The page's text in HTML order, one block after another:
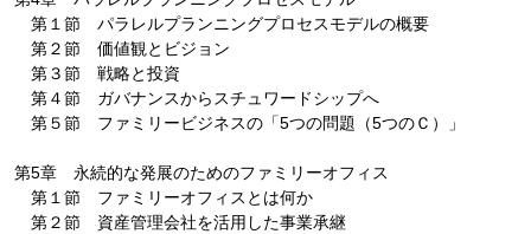
第１節 パラレルプランニングプロセスモデルの概要
第２節 価値観とビジョン
第３節 戦略と投資
第４節 ガバナンスからスチュワードシップへ
第５節 ファミリービジネスの「5つの問題（5つのＣ）」
第5章 永続的な発展のためのファミリーオフィス
第１節 ファミリーオフィスとは何か
第２節 資産管理会社を活用した事業承継